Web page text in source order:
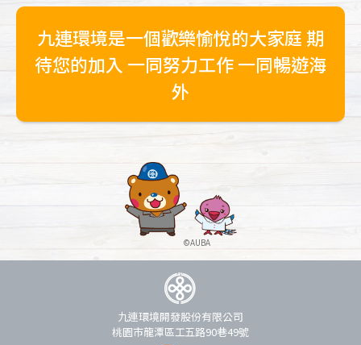
九連環境是一個歡樂愉悅的大家庭 期
待您的加入 一同努力工作 一同暢遊海
外
九連環境開發股份有限公司
桃園市龍潭區工五路90巷49號